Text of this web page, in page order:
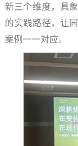
新三个维度，具
的实践路径，让
案例一一对应。